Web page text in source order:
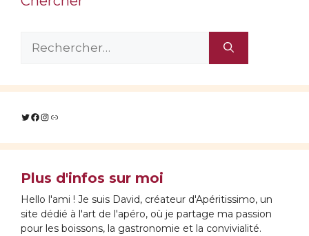
Rechercher :
Twitter
Facebook
Instagram
Lien
Plus d'infos sur moi
Hello l'ami ! Je suis David, créateur d'Apéritissimo, un
site dédié à l'art de l'apéro, où je partage ma passion
pour les boissons, la gastronomie et la convivialité.